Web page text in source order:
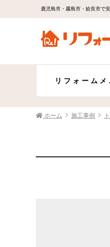
鹿児島市・霧島市・姶良市で
リフォームメ
ホーム 施工事例